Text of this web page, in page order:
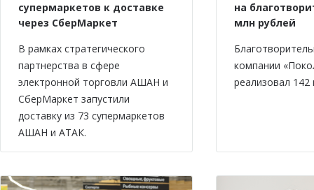
супермаркетов к доставке
через СберМаркет
В рамках стратегического
партнерства в сфере
электронной торговли АШАН и
СберМаркет запустили
доставку из 73 супермаркетов
АШАН и АТАК.
на
млн рублей
компании
реализовал 142